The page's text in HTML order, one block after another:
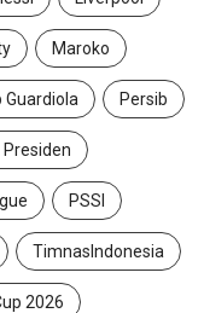
Maroko
Guardiola Persib
Presiden
PSSI
TimnasIndonesia
2026